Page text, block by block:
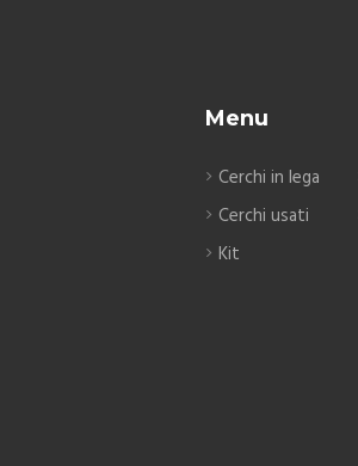
Menu
Cerchi in lega
Cerchi usati
Kit